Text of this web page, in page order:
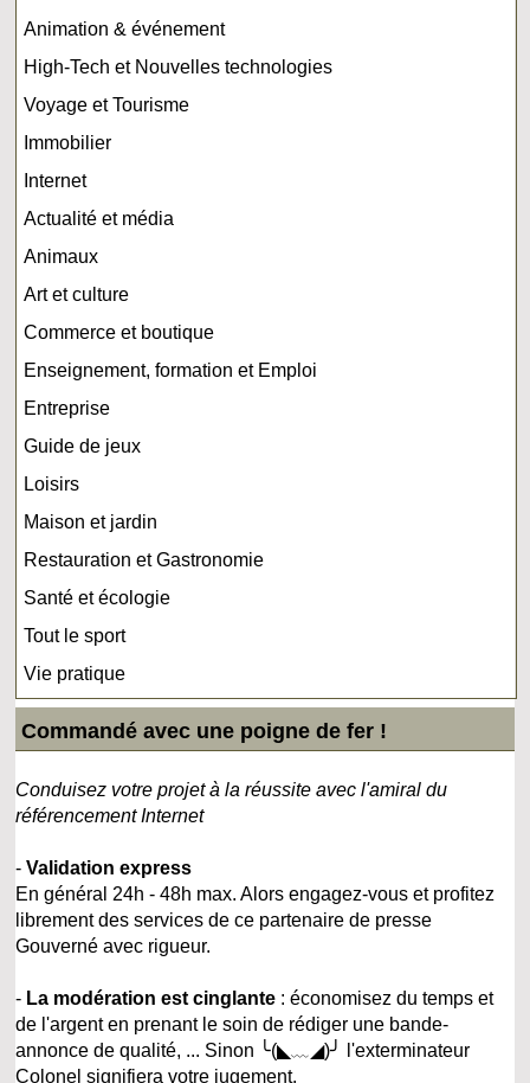
Animation & événement
High-Tech et Nouvelles technologies
Voyage et Tourisme
Immobilier
Internet
Actualité et média
Animaux
Art et culture
Commerce et boutique
Enseignement, formation et Emploi
Entreprise
Guide de jeux
Loisirs
Maison et jardin
Restauration et Gastronomie
Santé et écologie
Tout le sport
Vie pratique
Commandé avec une poigne de fer !
Conduisez votre projet à la réussite avec l'amiral du
référencement Internet
-Validation express
En général 24h - 48h max. Alors engagez-vous et profitez
librement des services de ce partenaire de presse
Gouverné avec rigueur.
- La modération est cinglante : économisez du temps et
de l'argent en prenant le soin de rédiger une bande-
annonce de qualité, ... Sinon ╰(◣﹏◢)╯ l'exterminateur
Colonel signifiera votre jugement.